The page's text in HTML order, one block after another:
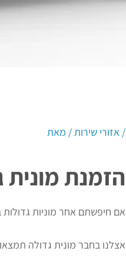
/ אזורי שירות / מאת
הזמנת מונית
אם חיפשתם אחר מוניות
אצלנו בחבר מונית גדולה